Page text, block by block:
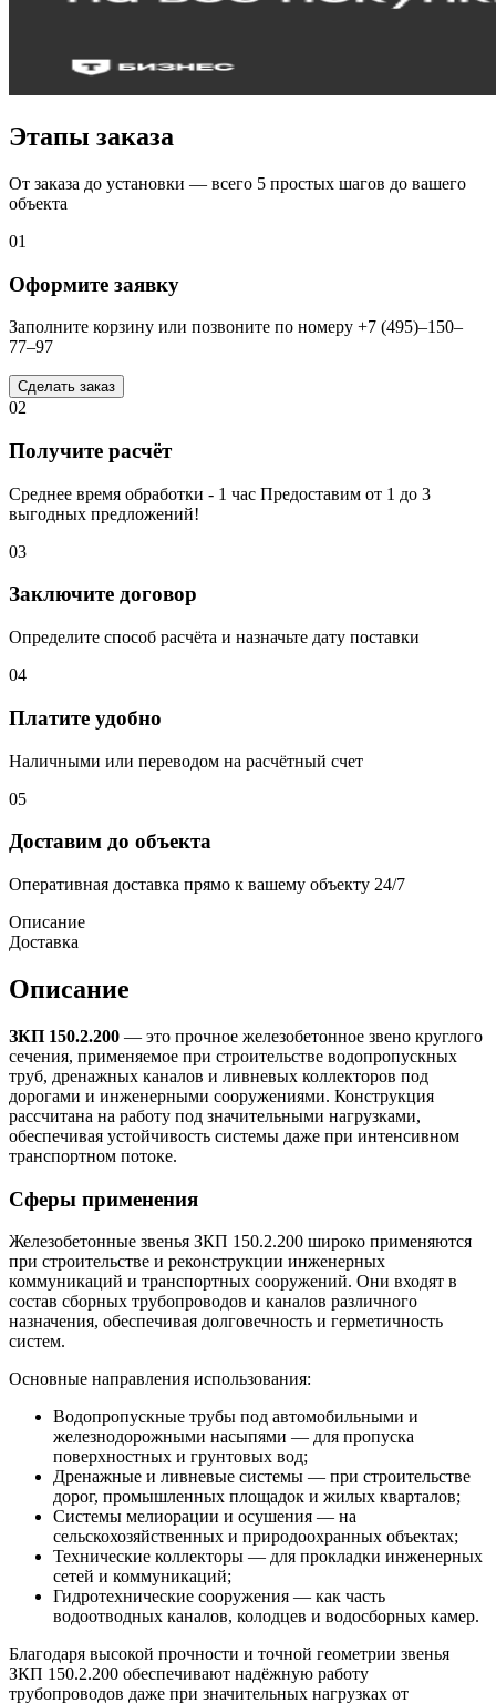
Этапы заказа
От заказа до установки — всего 5 простых шагов до вашего
объекта
01
Оформите заявку
Заполните корзину или позвоните по номеру +7 (495)–150–
77–97
Сделать заказ
02
Получите расчёт
Среднее время обработки - 1 час Предоставим от 1 до 3
выгодных предложений!
03
Заключите договор
Определите способ расчёта и назначьте дату поставки
04
Платите удобно
Наличными или переводом на расчётный счет
05
Доставим до объекта
Оперативная доставка прямо к вашему объекту 24/7
Описание
Доставка
Описание
ЗКП 150.2.200 — это прочное железобетонное звено круглого
сечения, применяемое при строительстве водопропускных
труб, дренажных каналов и ливневых коллекторов под
дорогами и инженерными сооружениями. Конструкция
рассчитана на работу под значительными нагрузками,
обеспечивая устойчивость системы даже при интенсивном
транспортном потоке.
Сферы применения
Железобетонные звенья ЗКП 150.2.200 широко применяются
при строительстве и реконструкции инженерных
коммуникаций и транспортных сооружений. Они входят в
состав сборных трубопроводов и каналов различного
назначения, обеспечивая долговечность и герметичность
систем.
Основные направления использования:
Водопропускные трубы под автомобильными и
железнодорожными насыпями — для пропуска
поверхностных и грунтовых вод;
Дренажные и ливневые системы — при строительстве
дорог, промышленных площадок и жилых кварталов;
Системы мелиорации и осушения — на
сельскохозяйственных и природоохранных объектах;
Технические коллекторы — для прокладки инженерных
сетей и коммуникаций;
Гидротехнические сооружения — как часть
водоотводных каналов, колодцев и водосборных камер.
Благодаря высокой прочности и точной геометрии звенья
ЗКП 150.2.200 обеспечивают надёжную работу
трубопроводов даже при значительных нагрузках от